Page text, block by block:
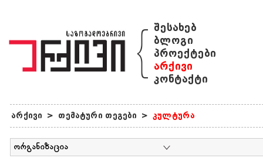
{ შესახებ
ბლოგი
პროექტები
არქივი
კონტაქტი
არქივი > თემატური თეგები > კულტურა
ორგანიზაცია